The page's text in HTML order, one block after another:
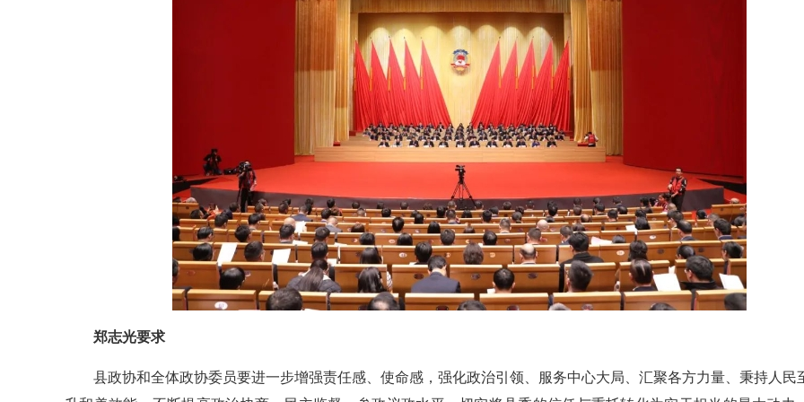
郑志光要求
县政协和全体政协委员要进一步增强责任感、使命感，强化政治引领、服务中心大局、汇聚各方力量、秉持人民